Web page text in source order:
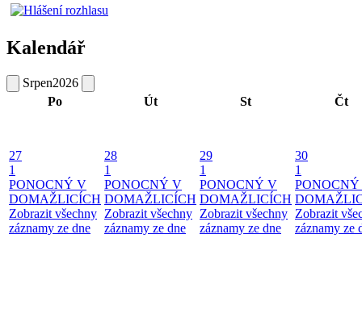
Kalendář
Srpen2026
Po
Út St Čt
27
1
PONOCNÝ V
DOMAŽLICÍCH
Zobrazit všechny
záznamy ze dne
28
1
PONOCNÝ V
DOMAŽLICÍCH
Zobrazit všechny
záznamy ze dne
29
1
PONOCNÝ V
DOMAŽLICÍCH
Zobrazit všechny
záznamy ze dne
30
1
Zobrazit
záznamy ze